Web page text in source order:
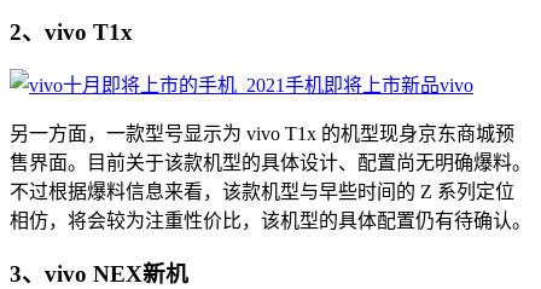
2、vivo T1x
另一方面，一款型号显示为 vivo T1x 的机型现身京东商城预
售界面。目前关于该款机型的具体设计、配置尚无明确爆料。
不过根据爆料信息来看，该款机型与早些时间的 Z 系列定位
相仿，将会较为注重性价比，该机型的具体配置仍有待确认。
​3、vivo NEX新机